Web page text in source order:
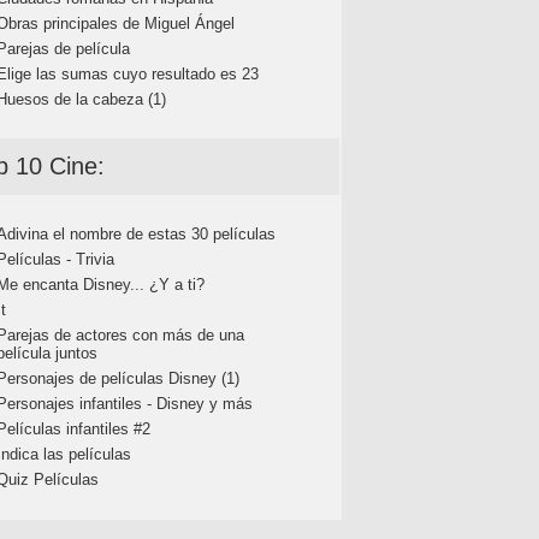
principales de Miguel Ángel
de película
las sumas cuyo resultado es 23
de la cabeza (1)
10 Cine:
el nombre de estas 30 películas
- Trivia
encanta Disney... ¿Y a ti?
de actores con más de una
juntos
de películas Disney (1)
infantiles - Disney y más
infantiles #2
las películas
Películas